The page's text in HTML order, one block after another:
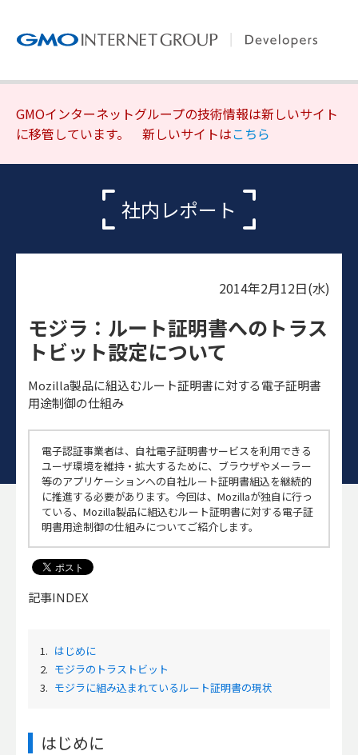
GMOインターネットグループの技術情報は新しいサイト
に移管しています。 新しいサイトはこちら
社内レポート
2014年2月12日(水)
モジラ：ルート証明書へのトラス
トビット設定について
Mozilla製品に組込むルート証明書に対する電子証明書
用途制御の仕組み
電子認証事業者は、自社電子証明書サービスを利用できる
ユーザ環境を維持・拡大するために、ブラウザやメーラー
等のアプリケーションへの自社ルート証明書組込を継続的
に推進する必要があります。今回は、Mozillaが独自に行っ
ている、Mozilla製品に組込むルート証明書に対する電子証
明書用途制御の仕組みについてご紹介します。
記事INDEX
1. はじめに
2. モジラのトラストビット
3. モジラに組み込まれているルート証明書の現状
はじめに